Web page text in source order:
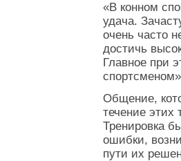
«В конном
удача.
очень часто
достичь
Главное при
Общение,
течение этих
Тренировка
ошибки,
пути их